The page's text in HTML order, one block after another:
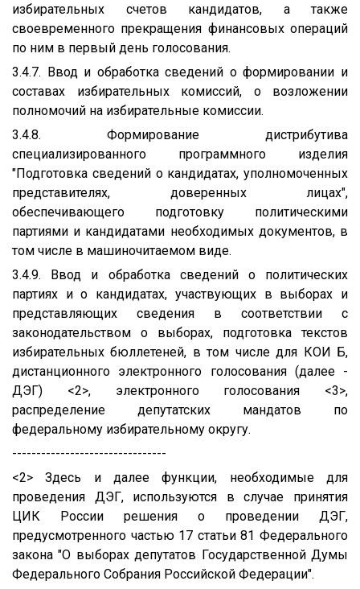
избирательных счетов кандидатов, а также
своевременного прекращения финансовых операций
по ним в первый день голосования.
3.4.7. Ввод и обработка сведений о формировании и
составах избирательных комиссий, о возложении
полномочий на избирательные комиссии.
3.4.8. Формирование дистрибутива
специализированного программного изделия
"Подготовка сведений о кандидатах, уполномоченных
представителях, доверенных лицах",
обеспечивающего подготовку политическими
партиями и кандидатами необходимых документов, в
том числе в машиночитаемом виде.
3.4.9. Ввод и обработка сведений о политических
партиях и о кандидатах, участвующих в выборах и
представляющих сведения в соответствии с
законодательством о выборах, подготовка текстов
избирательных бюллетеней, в том числе для КОИ Б,
дистанционного электронного голосования (далее -
ДЭГ) <2>, электронного голосования <3>,
распределение депутатских мандатов по
федеральному избирательному округу.
--------------------------------
<2> Здесь и далее функции, необходимые для
проведения ДЭГ, используются в случае принятия
ЦИК России решения о проведении ДЭГ,
предусмотренного частью 17 статьи 81 Федерального
закона "О выборах депутатов Государственной Думы
Федерального Собрания Российской Федерации".